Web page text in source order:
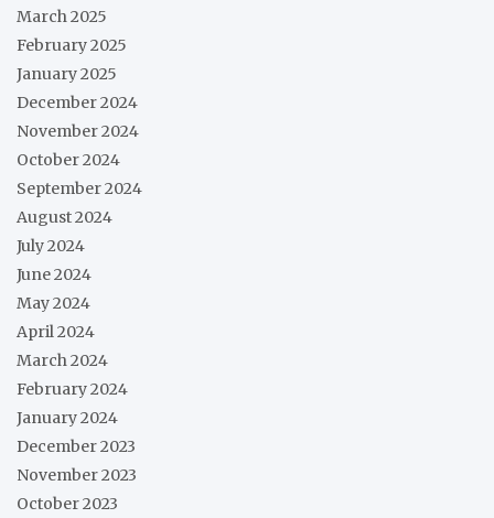
March 2025
February 2025
January 2025
December 2024
November 2024
October 2024
September 2024
August 2024
July 2024
June 2024
May 2024
April 2024
March 2024
February 2024
January 2024
December 2023
November 2023
October 2023